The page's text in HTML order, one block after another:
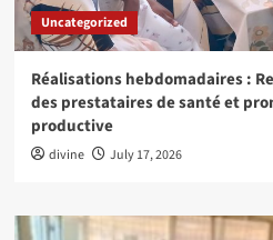
Uncategorized
Réalisations hebdomadaires :
des prestataires de santé et
productive
divine July 17, 2026